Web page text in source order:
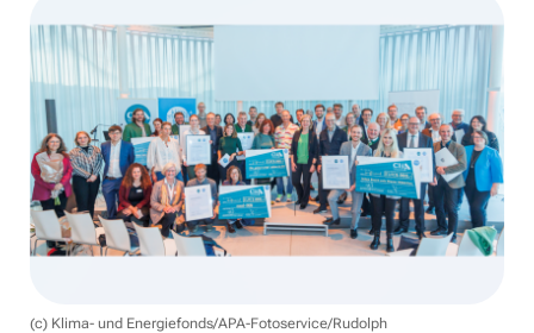
(c) Klima- und Energiefonds/APA-Fotoservice/Rudolph